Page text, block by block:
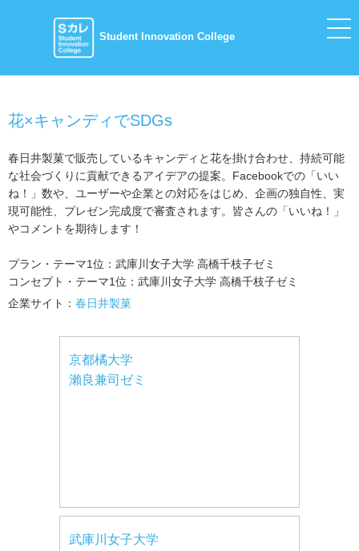
Student Innovation College
花×キャンディでSDGs
春日井製菓で販売しているキャンディと花を掛け合わせ、持続可能
な社会づくりに貢献できるアイデアの提案。Facebookでの「いい
ね！」数や、ユーザーや企業との対応をはじめ、企画の独自性、実
現可能性、プレゼン完成度で審査されます。皆さんの「いいね！」
やコメントを期待します！
プラン・テーマ1位：武庫川⼥⼦⼤学 ⾼橋千枝⼦ゼミ
コンセプト・テーマ1位：武庫川⼥⼦⼤学 ⾼橋千枝⼦ゼミ
企業サイト： 春日井製菓
京都橘大学
瀨良兼司ゼミ
武庫川女子大学